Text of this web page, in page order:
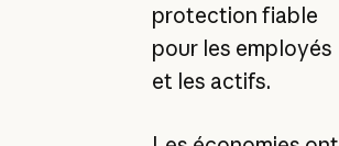
protection fiable
pour les employés
et les actifs.